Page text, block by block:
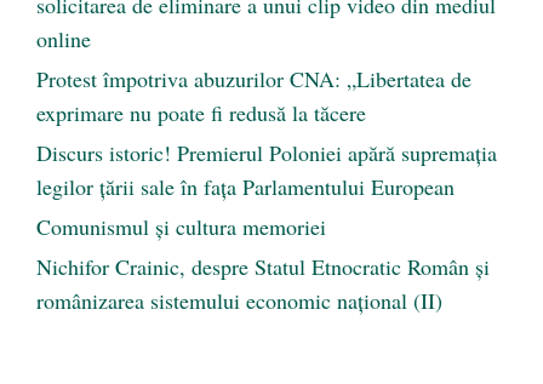
online
Protest împotriva abuzurilor CNA: „Libertatea de
exprimare nu poate fi redusă la tăcere
Discurs istoric! Premierul Poloniei apără supremația
legilor țării sale în fața Parlamentului European
Comunismul şi cultura memoriei
Nichifor Crainic, despre Statul Etnocratic Român şi
românizarea sistemului economic naţional (II)